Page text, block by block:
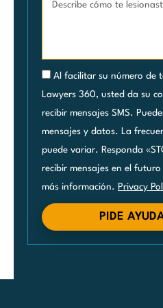
Al facilitar su número de
Lawyers 360, usted da su
recibir mensajes SMS.
mensajes y datos. La
puede variar. Responda
recibir mensajes en el
más información. Privacy
PIDE